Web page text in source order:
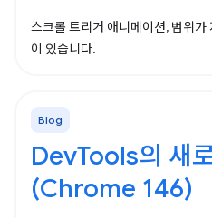
스크롤 트리거 애니메이션, 범위
이 있습니다.
Blog
DevTools의 새
(Chrome 146)